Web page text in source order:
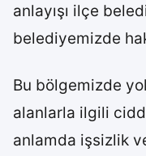
anlayışı ilçe
belediyemizde
Bu bölgemizde
alanlarla ilgili
anlamda işsizlik